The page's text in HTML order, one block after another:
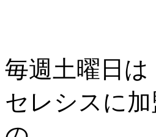
毎週土曜日は
セレシスに